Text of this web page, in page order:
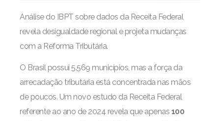
Análise do IBPT sobre dados da Receita Federal
revela desigualdade regional e projeta mudanças
com a Reforma Tributária.
O Brasil possui 5.569 municípios, mas a força da
arrecadação tributária está concentrada nas mãos
de poucos. Um novo estudo da Receita Federal
referente ao ano de 2024 revela que apenas 100